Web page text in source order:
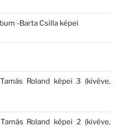
-Barta Csilla képei
Roland képei 3 (kivéve,
Roland képei 2 (kivéve,